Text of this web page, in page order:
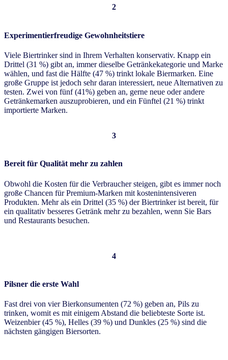
2
Experimentierfreudige Gewohnheitstiere
Viele Biertrinker sind in Ihrem Verhalten konservativ. Knapp ein
Drittel (31 %) gibt an, immer dieselbe Getränkekategorie und Marke
wählen, und fast die Hälfte (47 %) trinkt lokale Biermarken. Eine
große Gruppe ist jedoch sehr daran interessiert, neue Alternativen zu
testen. Zwei von fünf (41%) geben an, gerne neue oder andere
Getränkemarken auszuprobieren, und ein Fünftel (21 %) trinkt
importierte Marken.
3
Bereit für Qualität mehr zu zahlen
Obwohl die Kosten für die Verbraucher steigen, gibt es immer noch
große Chancen für Premium-Marken mit kostenintensiveren
Produkten. Mehr als ein Drittel (35 %) der Biertrinker ist bereit, für
ein qualitativ besseres Getränk mehr zu bezahlen, wenn Sie Bars
und Restaurants besuchen.
4
Pilsner die erste Wahl
Fast drei von vier Bierkonsumenten (72 %) geben an, Pils zu
trinken, womit es mit einigem Abstand die beliebteste Sorte ist.
Weizenbier (45 %), Helles (39 %) und Dunkles (25 %) sind die
nächsten gängigen Biersorten.